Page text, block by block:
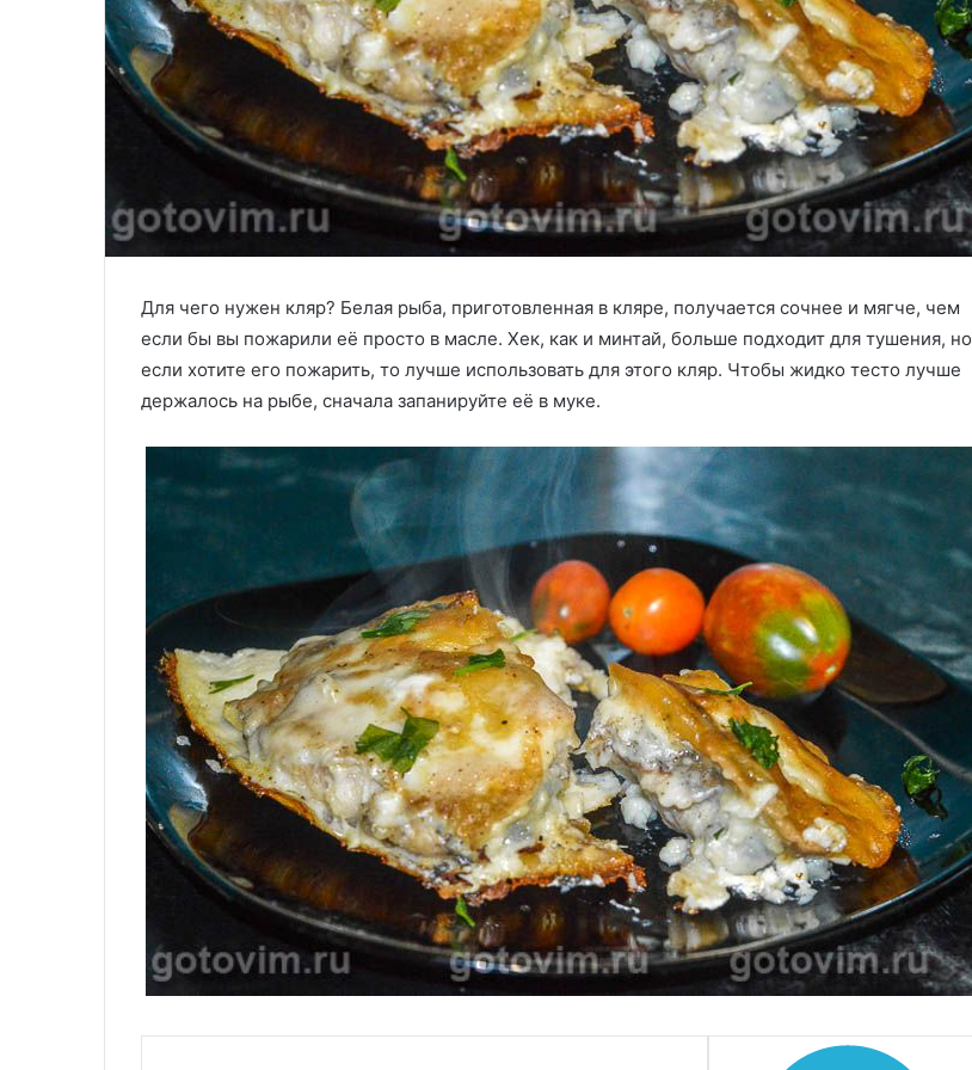
Для чего нужен кляр? Белая рыба, приготовленная в кляре, получается сочнее и мягче, чем
если бы вы пожарили её просто в масле. Хек, как и минтай, больше подходит для тушения, но
если хотите его пожарить, то лучше использовать для этого кляр. Чтобы жидко тесто лучше
держалось на рыбе, сначала запанируйте её в муке.